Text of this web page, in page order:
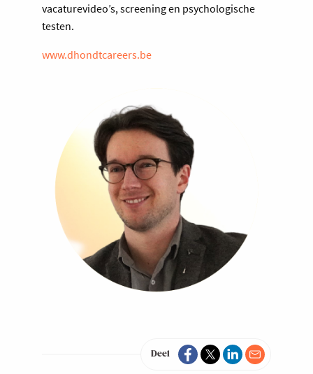
vacaturevideo’s, screening en psychologische
testen.
www.dhondtcareers.be
Deel